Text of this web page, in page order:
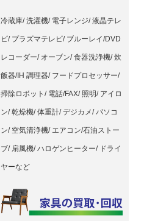
冷蔵庫/ 洗濯機/ 電子レンジ/ 液晶テレ
ビ/ プラズマテレビ/ ブルーレイ/DVD
レコーダー/ オーブン/ 食器洗浄機/ 炊
飯器/IH 調理器/ フードプロセッサー/
掃除ロボット/ 電話/FAX/ 照明/ アイロ
ン/ 乾燥機/ 体重計/ デジカメ/ パソコ
ン/ 空気清浄機/ エアコン/石油ストー
ブ/ 扇風機/ ハロゲンヒーター/ ドライ
ヤーなど